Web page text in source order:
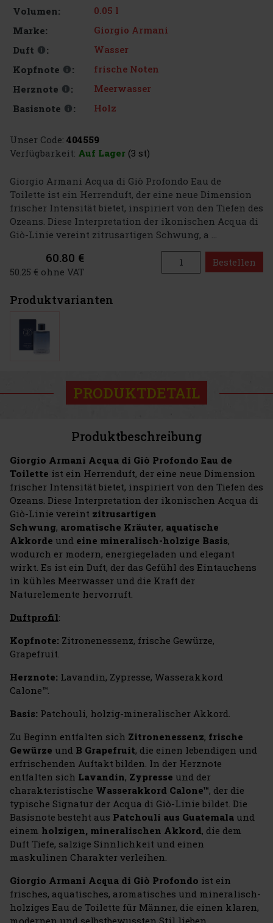
Volumen:
0.05 l
Marke:
Giorgio Armani
Duft
:
Wasser
Kopfnote
:
frische Noten
Herznote
:
Meerwasser
Basisnote
: Holz
Unser Code: 404559
Verfügbarkeit: Auf Lager (3 st)
Giorgio Armani Acqua di Giò Profondo Eau de
Toilette ist ein Herrenduft, der eine neue Dimension
frischer Intensität bietet, inspiriert von den Tiefen des
Ozeans. Diese Interpretation der ikonischen Acqua di
Giò-Linie vereint zitrusartigen Schwung, a ...
60.80 €
50.25 € ohne VAT
Bestellen
Produktvarianten
PRODUKTDETAIL
Produktbeschreibung
Giorgio Armani Acqua di Giò Profondo Eau de
Toilette ist ein Herrenduft, der eine neue Dimension
frischer Intensität bietet, inspiriert von den Tiefen des
Ozeans. Diese Interpretation der ikonischen Acqua di
Giò-Linie vereint zitrusartigen
Schwung, aromatische Kräuter, aquatische
Akkorde und eine mineralisch-holzige Basis,
wodurch er modern, energiegeladen und elegant
wirkt. Es ist ein Duft, der das Gefühl des Eintauchens
in kühles Meerwasser und die Kraft der
Naturelemente hervorruft.
Duftprofil:
Kopfnote: Zitronenessenz, frische Gewürze,
Grapefruit.
Herznote: Lavandin, Zypresse, Wasserakkord
Calone™.
Basis: Patchouli, holzig-mineralischer Akkord.
Zu Beginn entfalten sich Zitronenessenz, frische
Gewürze und B Grapefruit, die einen lebendigen und
erfrischenden Auftakt bilden. In der Herznote
entfalten sich Lavandin, Zypresse und der
charakteristische Wasserakkord Calone™, der die
typische Signatur der Acqua di Giò-Linie bildet. Die
Basisnote besteht aus Patchouli aus Guatemala und
einem holzigen, mineralischen Akkord, die dem
Duft Tiefe, salzige Sinnlichkeit und einen
maskulinen Charakter verleihen.
Giorgio Armani Acqua di Giò Profondo ist ein
frisches, aquatisches, aromatisches und mineralisch-
holziges Eau de Toilette für Männer, die einen klaren,